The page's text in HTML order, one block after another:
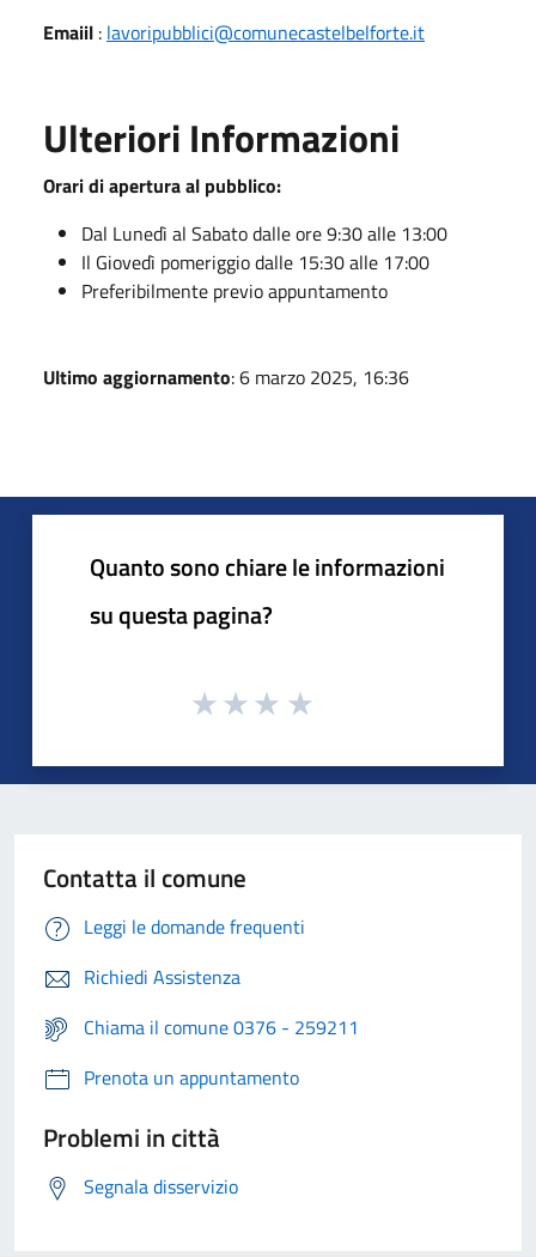
Emaiil : lavoripubblici@comunecastelbelforte.it
Ulteriori Informazioni
Orari di apertura al pubblico:
Dal Lunedì al Sabato dalle ore 9:30 alle 13:00
Il Giovedì pomeriggio dalle 15:30 alle 17:00
Preferibilmente previo appuntamento
Ultimo aggiornamento: 6 marzo 2025, 16:36
Quanto sono chiare le informazioni
su questa pagina?
Contatta il comune
Leggi le domande frequenti
Richiedi Assistenza
Chiama il comune 0376 - 259211
Prenota un appuntamento
Problemi in città
Segnala disservizio